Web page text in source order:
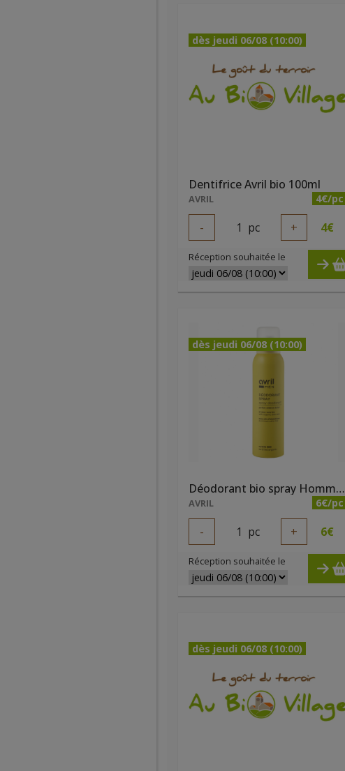
dès jeudi 06/08 (10:00)
Dentifrice Avril bio 100ml
AVRIL 4€/pc
- 1 pc + 4€
Réception souhaitée le
dès jeudi 06/08 (10:00)
Déodorant bio spray Homme 150ml Avril
AVRIL 6€/pc
- 1 pc + 6€
Réception souhaitée le
dès jeudi 06/08 (10:00)